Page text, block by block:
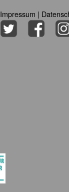
Impressum |